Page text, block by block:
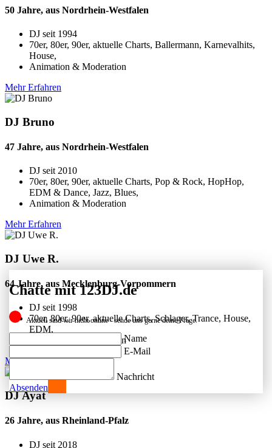
50 Jahre, aus Nordrhein-Westfalen
DJ seit 1994
70er, 80er, 90er, aktuelle Charts, Ballermann, Karnevalhits,
House,
Animation & Moderation
Mehr Erfahren
DJ Bruno
47 Jahre, aus Nordrhein-Westfalen
DJ seit 2010
70er, 80er, 90er, aktuelle Charts, Pop & Rock, HopHop,
EDM & Dance, Jazz, Blues,
Animation & Moderation
Mehr Erfahren
DJ Uwe R.
64 Jahre, aus Mecklenburg-Vorpommern
DJ seit 1998
70er, 80er, 90er, aktuelle Charts, Schlager, Trance, House,
EDM,
Animation & Moderation
Mehr Erfahren
DJ Ayat
26 Jahre, aus Rheinland-Pfalz
DJ seit 2018
Chatte mit 123DJ.de
Aktuell sind wir nicht online - sende uns gerne deine Frage.
Name
E-Mail
Nachricht
Absenden